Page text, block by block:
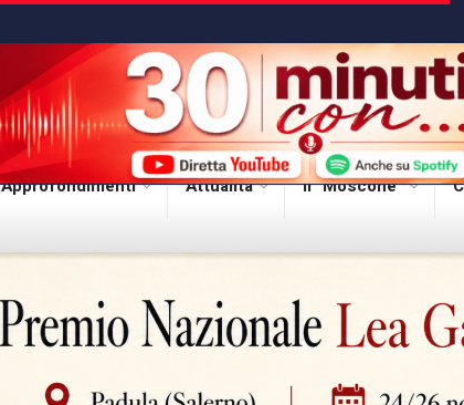
Approfondimenti Attualità Il “Moscone”